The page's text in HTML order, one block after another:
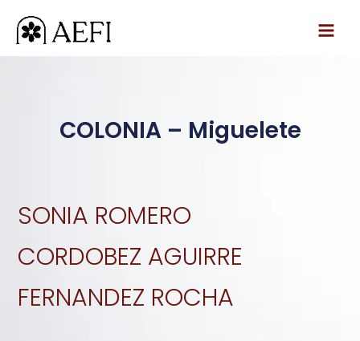
contenido
COLONIA – Miguelete
SONIA ROMERO
CORDOBEZ AGUIRRE
FERNANDEZ ROCHA